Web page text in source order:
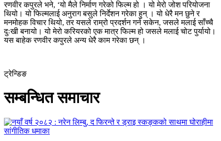
रणवीर कपुरले भने, ‘यो मैले निर्माण गरेको फिल्म हो । यो मेरो जोश परियोजना
थियो। यो फिल्मलाई अनुराग बसुले निर्देशन गरेका हुन् । यो धेरै मन छुने र
मनमोहक विचार थियो, तर यसले राम्रो प्रदर्शन गर्न सकेन, जसले मलाई साँच्चै
दुःखी बनायो। यो मेरो करियरको एक मात्र फिल्म हो जसले मलाई चोट पुर्यायो।
यस बाहेक रणवीर कपुरले अन्य धेरै काम गरेका छन् ।
ट्रेन्डिङ
सम्बन्धित समाचार